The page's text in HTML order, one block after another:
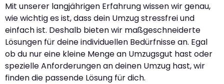
Mit unserer langjährigen Erfahrung wissen wir genau,
wie wichtig es ist, dass dein Umzug stressfrei und
einfach ist. Deshalb bieten wir maßgeschneiderte
Lösungen für deine individuellen Bedürfnisse an. Egal
ob du nur eine kleine Menge an Umzugsgut hast oder
spezielle Anforderungen an deinen Umzug hast, wir
finden die passende Lösung für dich.